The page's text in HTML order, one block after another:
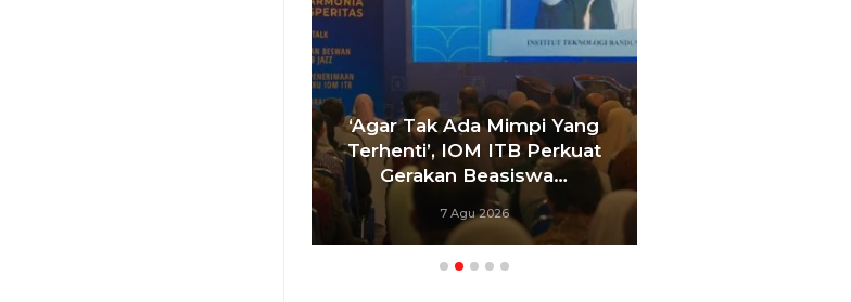
‘Agar Tak Ada Mimpi Yang
Terhenti’, IOM ITB Perkuat
Gerakan Beasiswa…
7 Agu 2026